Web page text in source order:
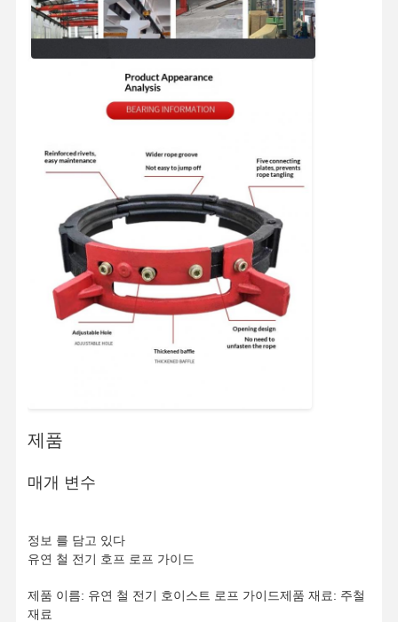
제품
매개 변수
정보 를 담고 있다
유연 철 전기 호프 로프 가이드
제품 이름: 유연 철 전기 호이스트 로프 가이드제품 재료: 주철
재료